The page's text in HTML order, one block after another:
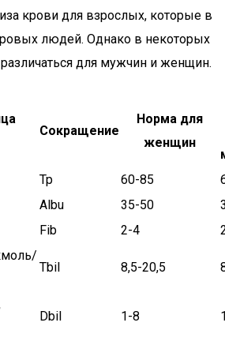
крови для взрослых, которые в
людей. Однако в некоторых
для мужчин и женщин.
Сокращение
Норма для
женщин
Tp 60-85
Albu 35-50
Fib 2-4
Tbil 8,5-20,5
Dbil 1-8